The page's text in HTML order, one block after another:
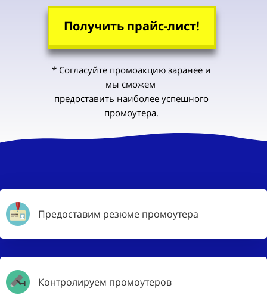
Получить прайс-лист!
* Согласуйте промоакцию заранее и
мы сможем
предоставить наиболееуспешного
промоутера.
Предоставим резюме промоутера
Контролируем промоутеров